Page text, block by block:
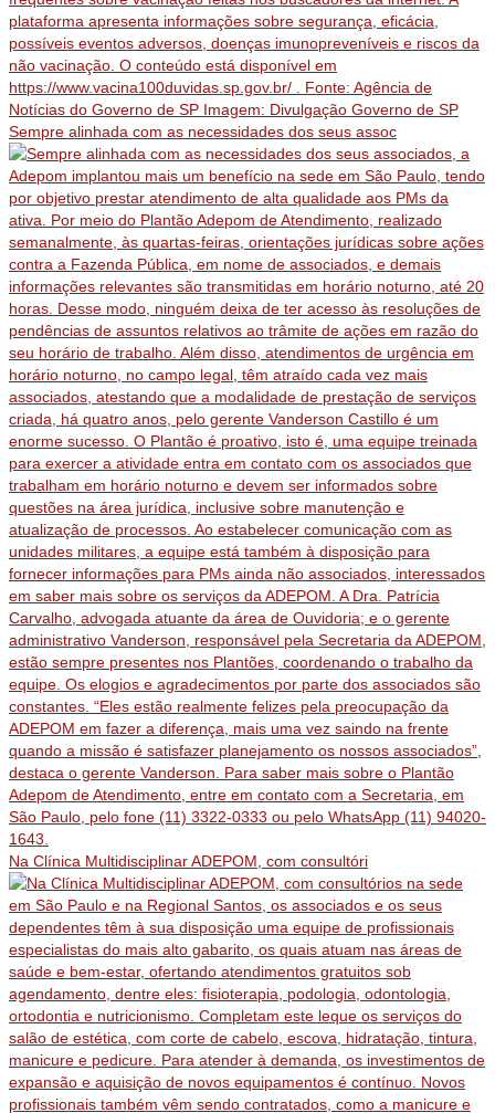
Sempre alinhada com as necessidades dos seus assoc
Na Clínica Multidisciplinar ADEPOM, com consultóri